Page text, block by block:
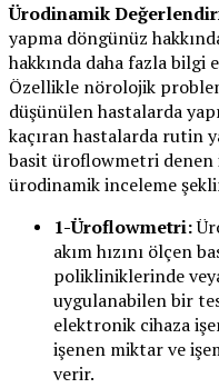
Ürodinamik
yapma döngünüz
hakkında daha fazla
Özellikle nörolojik
düşünülen hastalarda
kaçıran hastalarda rutin
basit üroflowmetri denen
ürodinamik inceleme
1-Üroflowmetri:
akım hızını ölçen
polikliniklerinde
uygulanabilen bir
elektronik cihaza
işenen miktar ve
verir.